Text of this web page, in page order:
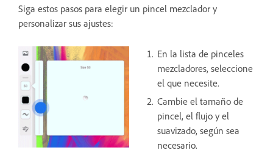
Siga estos pasos para elegir un pincel mezclador y
personalizar sus ajustes:
En la lista de pinceles
mezcladores, seleccione
el que necesite.
Cambie el tamaño de
pincel, el flujo y el
suavizado, según sea
necesario.